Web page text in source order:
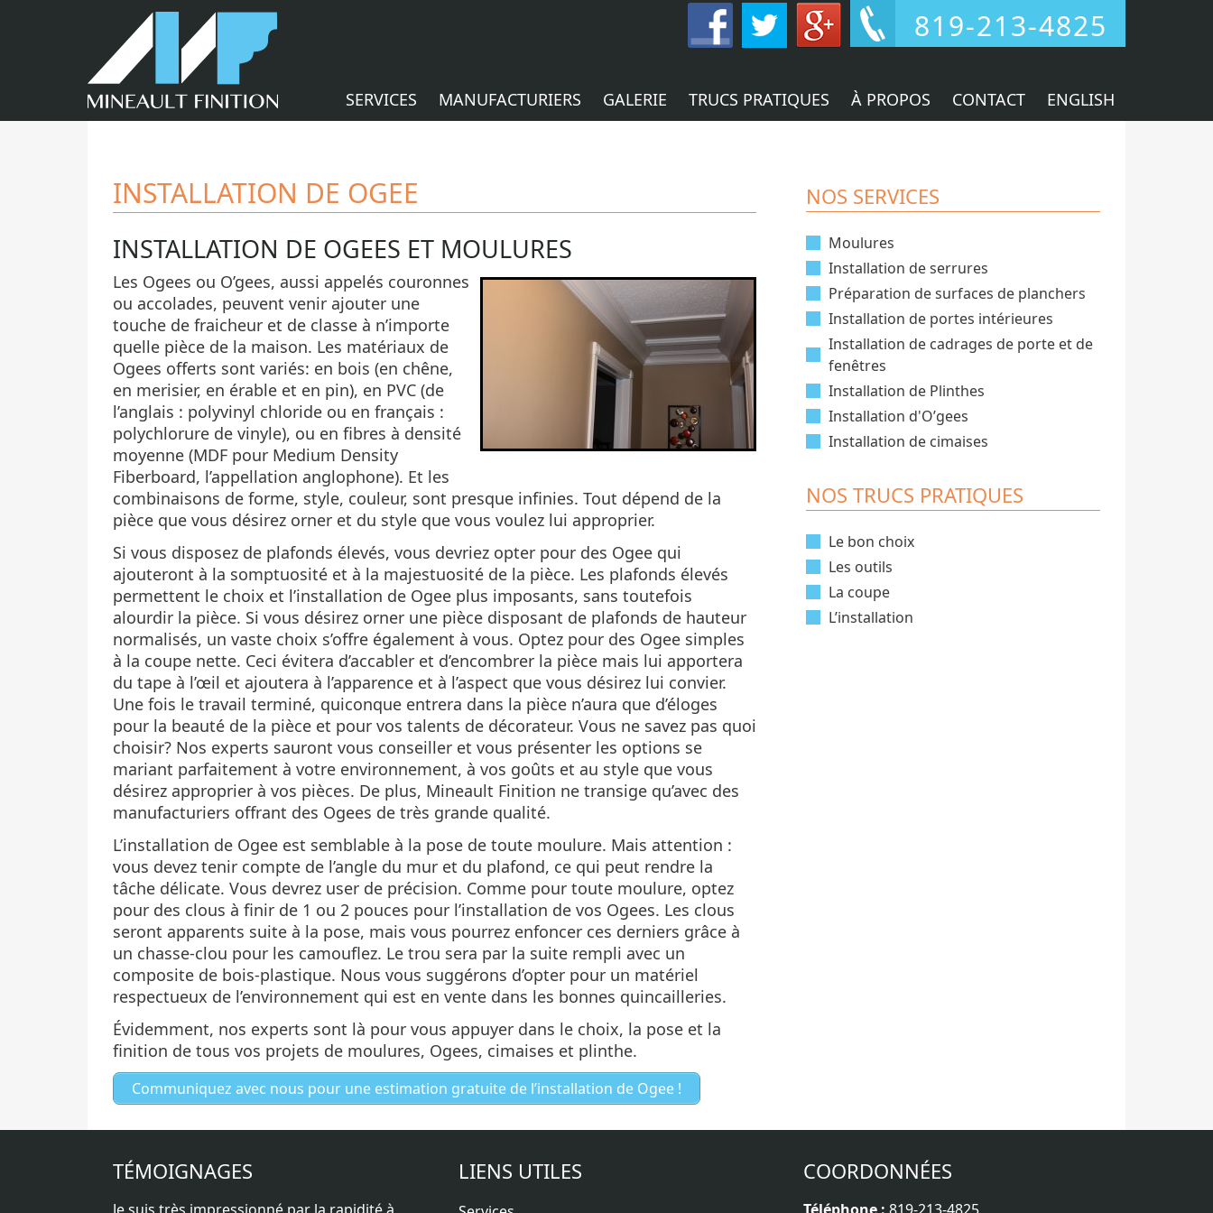
819-213-4825
SERVICES MANUFACTURIERS GALERIE TRUCS PRATIQUES À PROPOS CONTACT ENGLISH
INSTALLATION DE OGEE
INSTALLATION DE OGEES ET MOULURES
Les Ogees ou O’gees, aussi appelés couronnes
ou accolades, peuvent venir ajouter une
touche de fraicheur et de classe à n’importe
quelle pièce de la maison. Les matériaux de
Ogees offerts sont variés: en bois (en chêne,
en merisier, en érable et en pin), en PVC (de
l’anglais : polyvinyl chloride ou en français :
polychlorure de vinyle), ou en fibres à densité
moyenne (MDF pour Medium Density
Fiberboard, l’appellation anglophone). Et les
combinaisons de forme, style, couleur, sont presque infinies. Tout dépend de la
pièce que vous désirez orner et du style que vous voulez lui approprier.
Si vous disposez de plafonds élevés, vous devriez opter pour des Ogee qui
ajouteront à la somptuosité et à la majestuosité de la pièce. Les plafonds élevés
permettent le choix et l’installation de Ogee plus imposants, sans toutefois
alourdir la pièce. Si vous désirez orner une pièce disposant de plafonds de hauteur
normalisés, un vaste choix s’offre également à vous. Optez pour des Ogee simples
à la coupe nette. Ceci évitera d’accabler et d’encombrer la pièce mais lui apportera
du tape à l’œil et ajoutera à l’apparence et à l’aspect que vous désirez lui convier.
Une fois le travail terminé, quiconque entrera dans la pièce n’aura que d’éloges
pour la beauté de la pièce et pour vos talents de décorateur. Vous ne savez pas quoi
choisir? Nos experts sauront vous conseiller et vous présenter les options se
mariant parfaitement à votre environnement, à vos goûts et au style que vous
désirez approprier à vos pièces. De plus, Mineault Finition ne transige qu’avec des
manufacturiers offrant des Ogees de très grande qualité.
L’installation de Ogee est semblable à la pose de toute moulure. Mais attention :
vous devez tenir compte de l’angle du mur et du plafond, ce qui peut rendre la
tâche délicate. Vous devrez user de précision. Comme pour toute moulure, optez
pour des clous à finir de 1 ou 2 pouces pour l’installation de vos Ogees. Les clous
seront apparents suite à la pose, mais vous pourrez enfoncer ces derniers grâce à
un chasse-clou pour les camouflez. Le trou sera par la suite rempli avec un
composite de bois-plastique. Nous vous suggérons d’opter pour un matériel
respectueux de l’environnement qui est en vente dans les bonnes quincailleries.
Évidemment, nos experts sont là pour vous appuyer dans le choix, la pose et la
finition de tous vos projets de moulures, Ogees, cimaises et plinthe.
Communiquez avec nous pour une estimation gratuite de l’installation de Ogee !
NOS SERVICES
Moulures
Installation de serrures
Préparation de surfaces de planchers
Installation de portes intérieures
Installation de cadrages de porte et de
fenêtres
Installation de Plinthes
Installation d'O’gees
Installation de cimaises
NOS TRUCS PRATIQUES
Le bon choix
Les outils
La coupe
L’installation
TÉMOIGNAGES LIENS UTILES COORDONNÉES